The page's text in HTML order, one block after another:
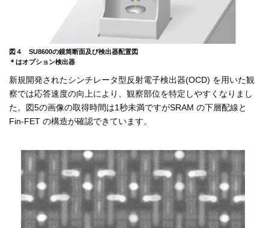
図４ SU8600の鏡筒断面及び検出器配置図
＊はオプション検出器
新規開発されたシンチレータ型反射電子検出器(OCD) を用いた観
察では応答速度の向上により、観察部位を特定しやすくなりまし
た。図5の画像の取得時間は1秒未満ですがSRAM の下層配線と
Fin-FET の構造が確認できています。